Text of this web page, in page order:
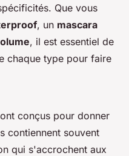
Que vous
, un mascara
, il est essentiel de
chaque type pour faire
conçus pour donner
contiennent souvent
qui s'accrochent aux